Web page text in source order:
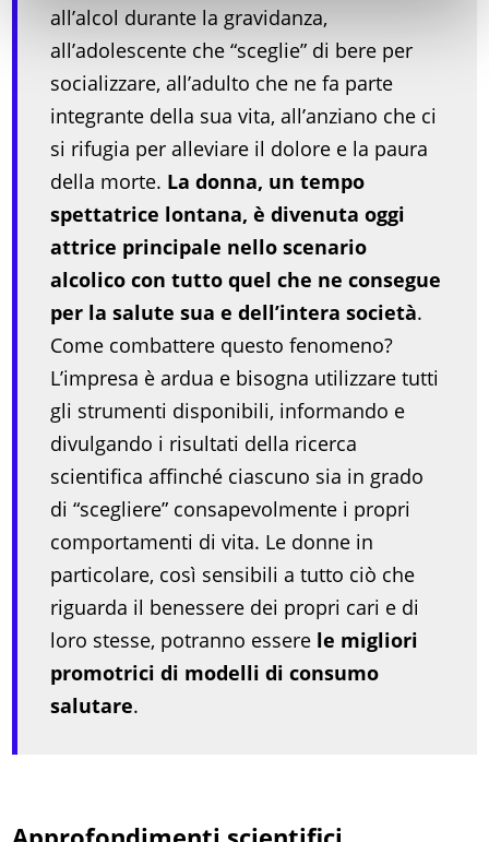
all’alcol durante la gravidanza,
all’adolescente che “sceglie” di bere per
socializzare, all’adulto che ne fa parte
integrante della sua vita, all’anziano che ci
si rifugia per alleviare il dolore e la paura
della morte. La donna, un tempo
spettatrice lontana, è divenuta oggi
attrice principale nello scenario
alcolico con tutto quel che ne consegue
per la salute sua e dell’intera società.
Come combattere questo fenomeno?
L’impresa è ardua e bisogna utilizzare tutti
gli strumenti disponibili, informando e
divulgando i risultati della ricerca
scientifica affinché ciascuno sia in grado
di “scegliere” consapevolmente i propri
comportamenti di vita. Le donne in
particolare, così sensibili a tutto ciò che
riguarda il benessere dei propri cari e di
loro stesse, potranno essere le migliori
promotrici di modelli di consumo
salutare.